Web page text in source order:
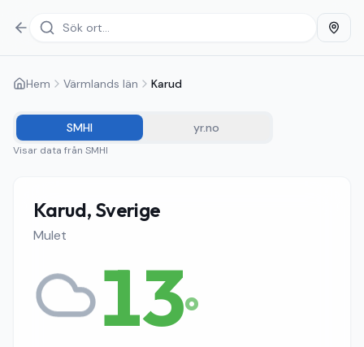
Hem Värmlands län Karud
SMHI yr.no
Visar data från SMHI
Karud, Sverige
Mulet
13°